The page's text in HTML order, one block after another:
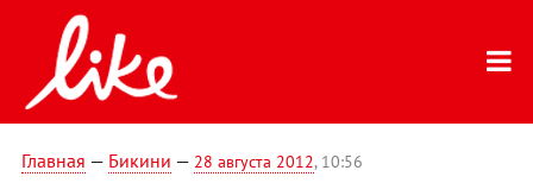
Главная — Бикини — 28 августа 2012, 10:56